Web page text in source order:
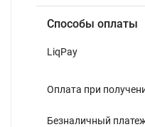
Способы оплаты
LiqPay
Оплата при
Безналичный